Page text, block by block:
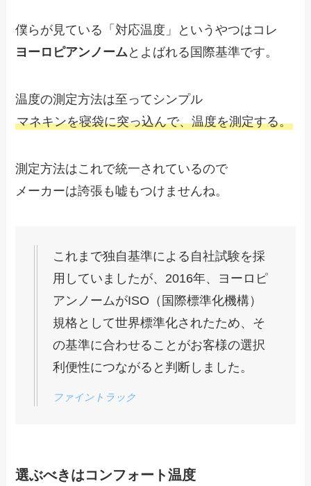
僕らが見ている「対応温度」というやつはコレ
ヨーロピアンノーム とよばれる国際基準です。
温度の測定方法は至ってシンプル
マネキンを寝袋に突っ込んで、温度を測定する。
測定方法はこれで統一されているので
メーカーは誇張も嘘もつけませんね。
これまで独自基準による自社試験を採
用していましたが、2016年、ヨーロピ
アンノームがISO（国際標準化機構）
規格として世界標準化されたため、そ
の基準に合わせることがお客様の選択
利便性につながると判断しました。
ファイントラック
選ぶべきはコンフォート温度